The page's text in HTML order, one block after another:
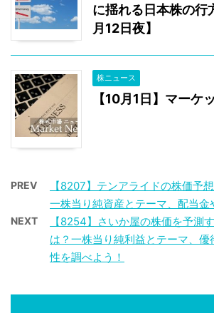
に揺れる日本株の行
月12日夜】
株ニュース
【10月1日】マーケ
PREV
【8207】テンアライドの株価予
一株当り純資産とテーマ、配当金
NEXT
【8254】さいか屋の株価を予測
は？一株当り純利益とテーマ、優
性を調べよう！